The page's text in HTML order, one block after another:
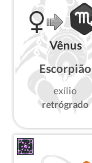
Vênus
Escorpião
exílio
retrógrado